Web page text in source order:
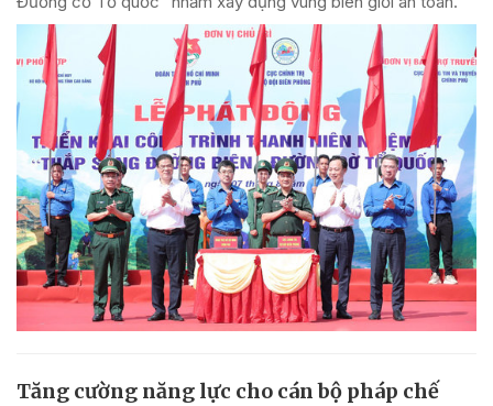
Tăng cường năng lực cho cán bộ pháp chế